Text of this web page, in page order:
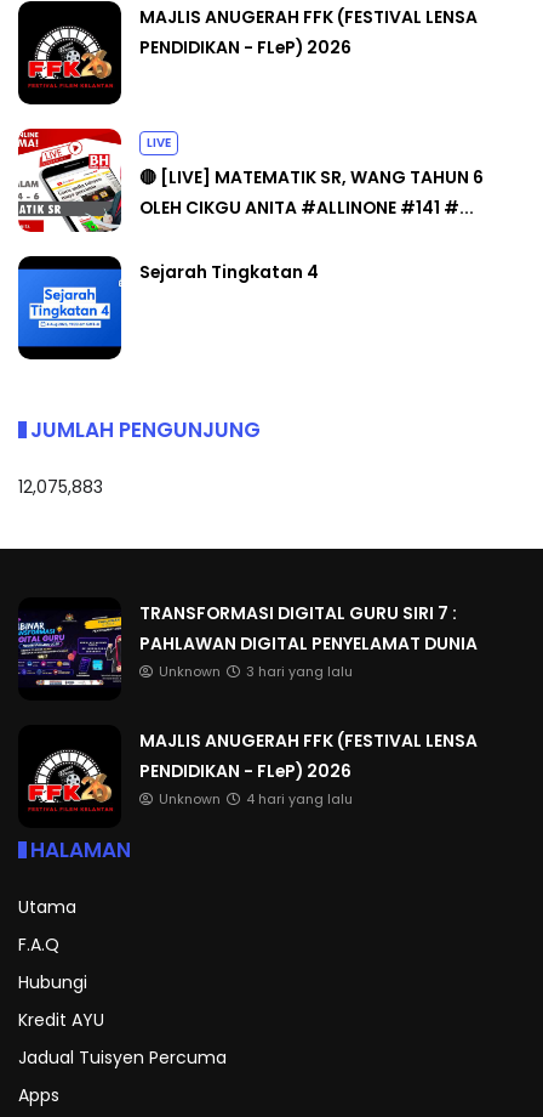
MAJLIS ANUGERAH FFK (FESTIVAL LENSA
PENDIDIKAN - FLeP) 2026
LIVE
🔴 [LIVE] MATEMATIK SR, WANG TAHUN 6
OLEH CIKGU ANITA #ALLINONE #141 #...
Sejarah Tingkatan 4
JUMLAH PENGUNJUNG
12,075,883
TRANSFORMASI DIGITAL GURU SIRI 7 :
PAHLAWAN DIGITAL PENYELAMAT DUNIA
Unknown 3 hari yang lalu
MAJLIS ANUGERAH FFK (FESTIVAL LENSA
PENDIDIKAN - FLeP) 2026
Unknown 4 hari yang lalu
HALAMAN
Utama
F.A.Q
Hubungi
Kredit AYU
Jadual Tuisyen Percuma
Apps